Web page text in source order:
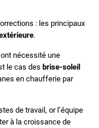
: les principaux
.
nécessité une
le cas des brise-soleil
en chaufferie par
de travail, or l’équipe
à la croissance de